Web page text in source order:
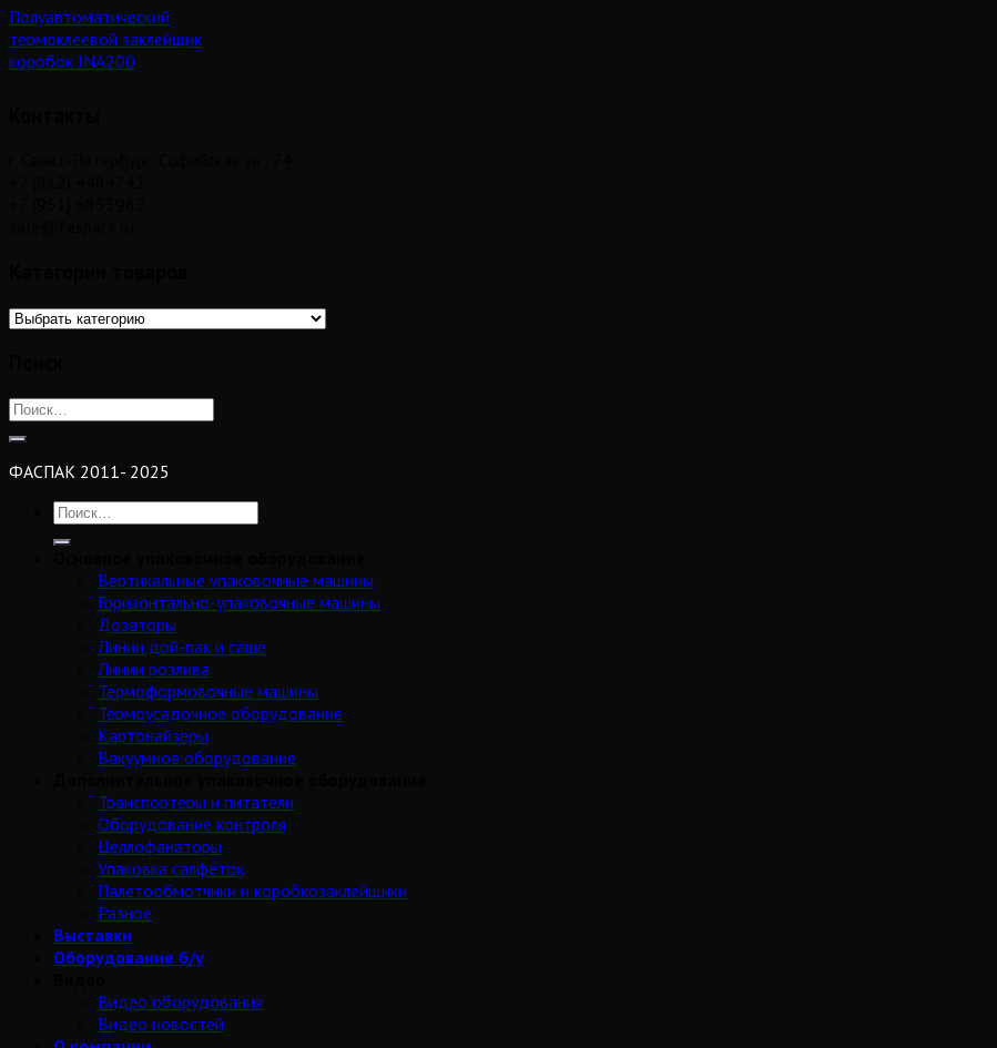
Полуавтоматический
термоклеевой заклейщик
коробок JNA200
ФАСПАК 2011- 2025
Вертикальные упаковочные машины
Горизонтально-упаковочные машины
Дозаторы
Линии дой-пак и саше
Линии розлива
Термоформовочные машины
Термоусадочное оборудование
Картонайзеры
Вакуумное оборудование
Транспортеры и питатели
Оборудование контроля
Целлофанаторы
Упаковка салфеток
Палетообмотчики и коробкозаклейщики
Разное
Выставки
Оборудование б/у
Видео оборудования
Видео новостей